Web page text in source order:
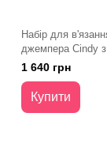
Набір для
джемпера Cindy з
Кумба ggh
1 640 грн
Купити